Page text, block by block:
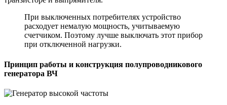
При выключенных потребителях устройство
расходует немалую мощность, учитываемую
счетчиком. Поэтому лучше выключать этот прибор
при отключенной нагрузки.
Принцип работы и конструкция полупроводникового
генератора ВЧ